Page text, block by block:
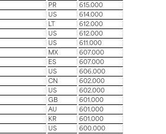
PR
615.000
US
614.000
LT
612.000
US
612.000
US
611.000
MX
607.000
ES
607.000
US
606.000
CN
602.000
US
602.000
GB
601.000
AU
601.000
KR
601.000
US
600.000